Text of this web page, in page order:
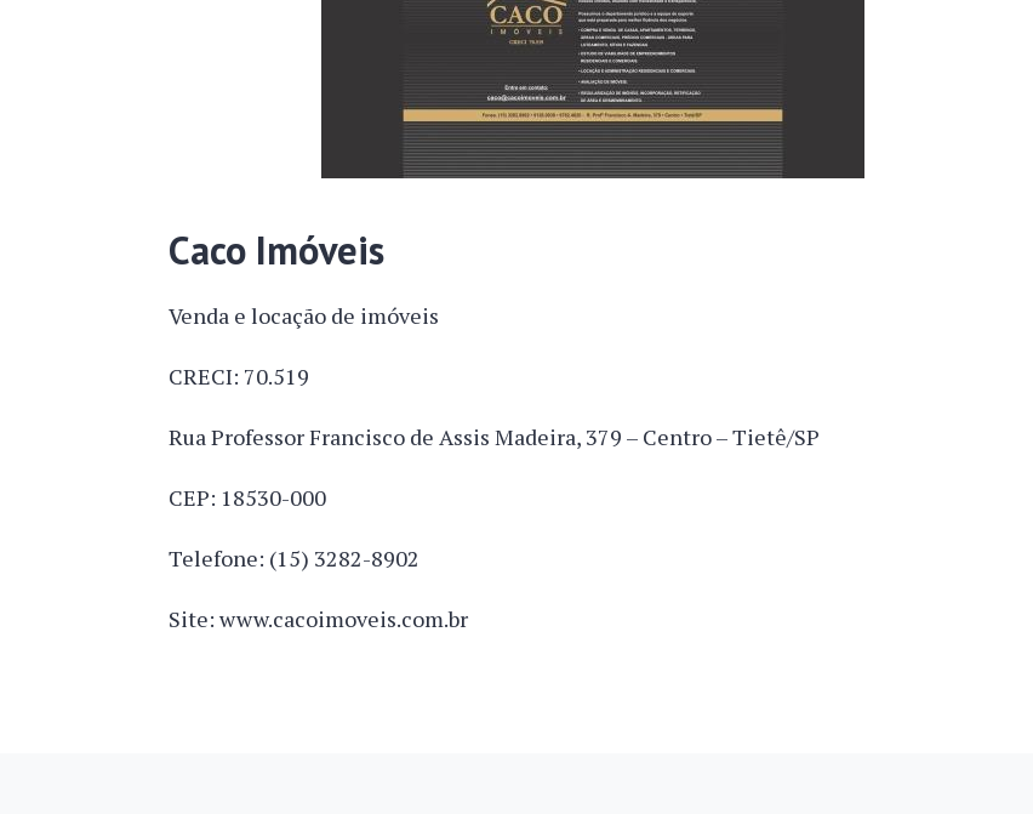
Caco Imóveis
Venda e locação de imóveis
CRECI: 70.519
Rua Professor Francisco de Assis Madeira, 379 – Centro – Tietê/SP
CEP: 18530-000
Telefone: (15) 3282-8902
Site: www.cacoimoveis.com.br